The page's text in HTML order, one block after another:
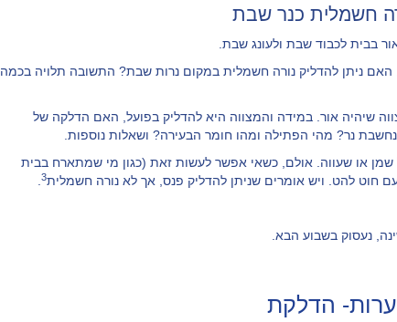
חשמלית כנר שבת
בבית לכבוד שבת ולעונג שבת.
האם ניתן להדליק נורה חשמלית במקום נרות שבת? התשובה תלויה בכמה
שיהיה אור. במידה והמצווה היא להדליק בפועל, האם הדלקה של
נר? מהי הפתילה ומהו חומר הבעירה? ושאלות נוספות.
או שעווה. אולם, כשאי אפשר לעשות זאת (כגון מי שמתארח בבית
חוט להט. ויש אומרים שניתן להדליק פנס, אך לא נורה חשמלית3
נעסוק בשבוע הבא.
הדלקת